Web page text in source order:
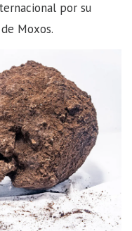
por su
Moxos.